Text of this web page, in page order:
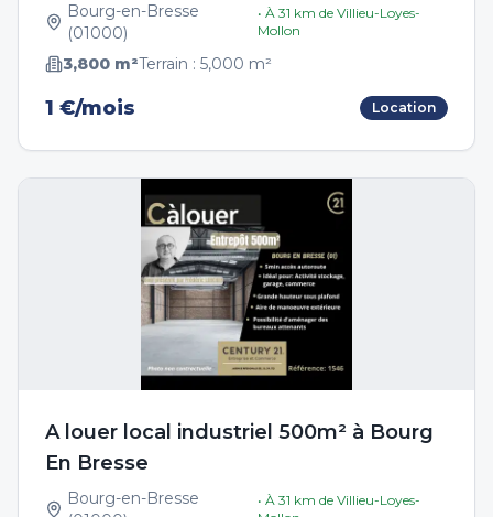
Bourg-en-Bresse
(01000)
• À31 km deVillieu-Loyes-
Mollon
3,800 m²Terrain : 5,000 m²
1 €/mois Location
A louer local industriel 500m² à Bourg
En Bresse
Bourg-en-Bresse
• À31 km deVillieu-Loyes-